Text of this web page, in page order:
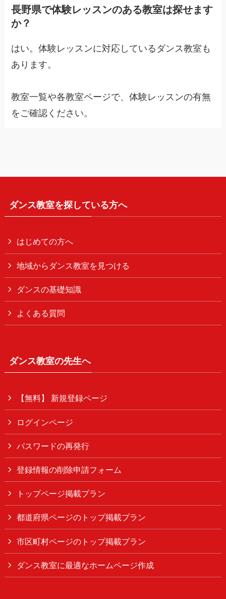
長野県で体験レッスンのある教室は探せます
か？
はい。体験レッスンに対応しているダンス教室も
あります。
教室一覧や各教室ページで、体験レッスンの有無
をご確認ください。
ダンス教室を探している方へ
はじめての方へ
地域からダンス教室を見つける
ダンスの基礎知識
よくある質問
ダンス教室の先生へ
【無料】 新規登録ページ
ログインページ
パスワードの再発行
登録情報の削除申請フォーム
トップページ掲載プラン
都道府県ページのトップ掲載プラン
市区町村ページのトップ掲載プラン
ダンス教室に最適なホームページ作成